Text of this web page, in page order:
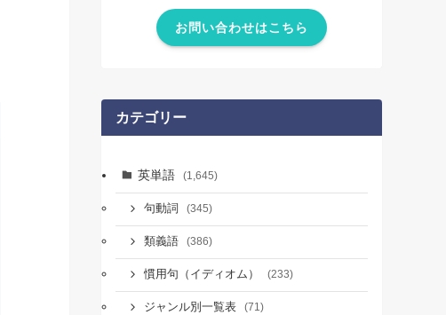
お問い合わせはこちら
カテゴリー
英単語 (1,645)
句動詞 (345)
類義語 (386)
慣用句（イディオム） (233)
ジャンル別一覧表 (71)